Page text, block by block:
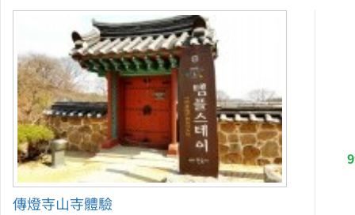
傳燈寺山寺體驗